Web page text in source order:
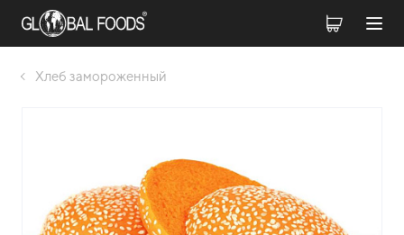
Хлеб замороженный